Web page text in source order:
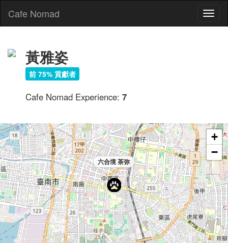
Cafe Nomad
黃雅姿
前 75% 貢獻者
Cafe Nomad Experience: 7
六合境 茶弥
+
−